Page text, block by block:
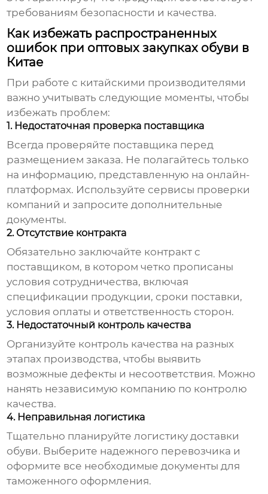
требованиям безопасности и качества.
Как избежать распространенных
ошибок при оптовых закупках обуви в
Китае
При работе с китайскими производителями
важно учитывать следующие моменты, чтобы
избежать проблем:
1. Недостаточная проверка поставщика
Всегда проверяйте поставщика перед
размещением заказа. Не полагайтесь только
на информацию, представленную на онлайн-
платформах. Используйте сервисы проверки
компаний и запросите дополнительные
документы.
2. Отсутствие контракта
Обязательно заключайте контракт с
поставщиком, в котором четко прописаны
условия сотрудничества, включая
спецификации продукции, сроки поставки,
условия оплаты и ответственность сторон.
3. Недостаточный контроль качества
Организуйте контроль качества на разных
этапах производства, чтобы выявить
возможные дефекты и несоответствия. Можно
нанять независимую компанию по контролю
качества.
4. Неправильная логистика
Тщательно планируйте логистику доставки
обуви. Выберите надежного перевозчика и
оформите все необходимые документы для
таможенного оформления.